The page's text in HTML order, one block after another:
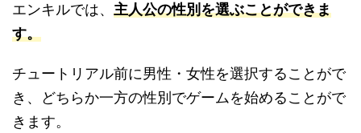
エンキルでは、 主人公の性別を選ぶことができま
す。
チュートリアル前に男性・女性を選択することがで
き、どちらか一方の性別でゲームを始めることがで
きます。